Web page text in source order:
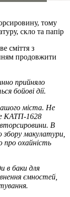
тому
скло та папір
сміття з
продовжити
прийняло
бойові дії.
міста. Не
КАТП-1628
В
збору макулатури,
про охайність
в баки для
ємностей,